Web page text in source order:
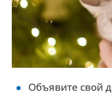
Объявите свой